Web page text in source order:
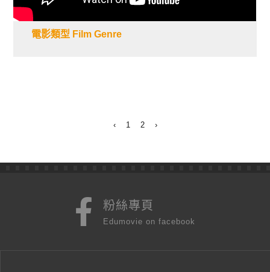
電影類型 Film Genre
‹ 1 2 ›
粉絲專頁
Edumovie on facebook